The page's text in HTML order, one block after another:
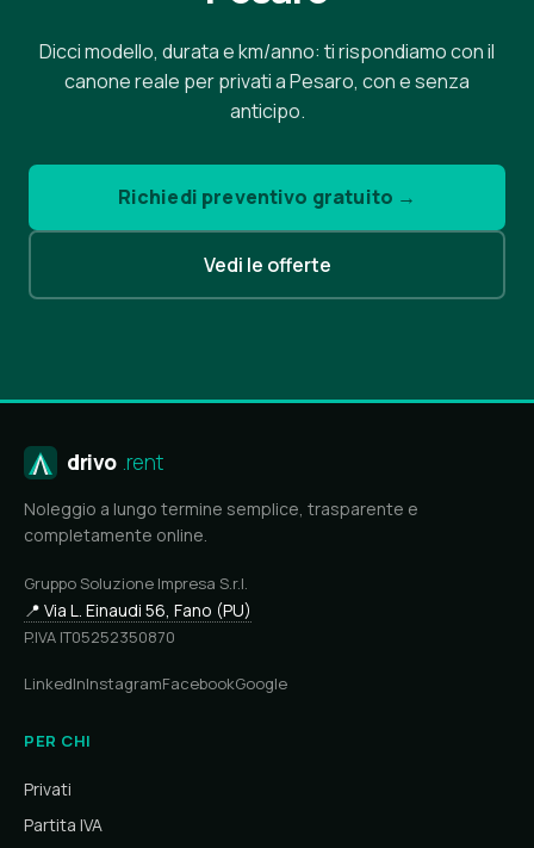
Dicci modello, durata e km/anno: ti rispondiamo con il
canone reale per privati a Pesaro, con e senza
anticipo.
Richiedi preventivo gratuito →
Vedi le offerte
drivo .rent
Noleggio a lungo termine semplice, trasparente e
completamente online.
Gruppo Soluzione Impresa S.r.l.
📍 Via L. Einaudi 56, Fano (PU)
P.IVA IT05252350870
LinkedInInstagramFacebookGoogle
PER CHI
Privati
Partita IVA